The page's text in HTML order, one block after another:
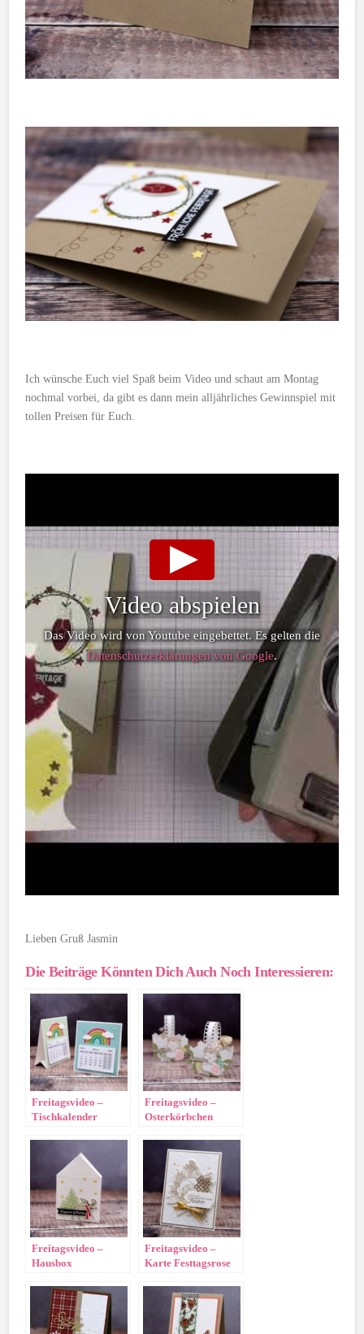
Ich wünsche Euch viel Spaß beim Video und schaut am Montag
nochmal vorbei, da gibt es dann mein alljährliches Gewinnspiel mit
tollen Preisen für Euch.
Video abspielen
Das Video wird von Youtube eingebettet. Es gelten die
Datenschutzerklärungen von Google.
Lieben Gruß Jasmin
Die Beiträge Könnten Dich Auch Noch Interessieren:
Freitagsvideo –
Tischkalender
Freitagsvideo –
Osterkörbchen
Freitagsvideo –
Hausbox
Freitagsvideo –
Karte Festtagsrose